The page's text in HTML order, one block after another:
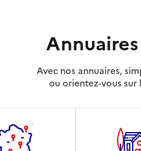
Avec nos annuaires,
ou orientez-vous